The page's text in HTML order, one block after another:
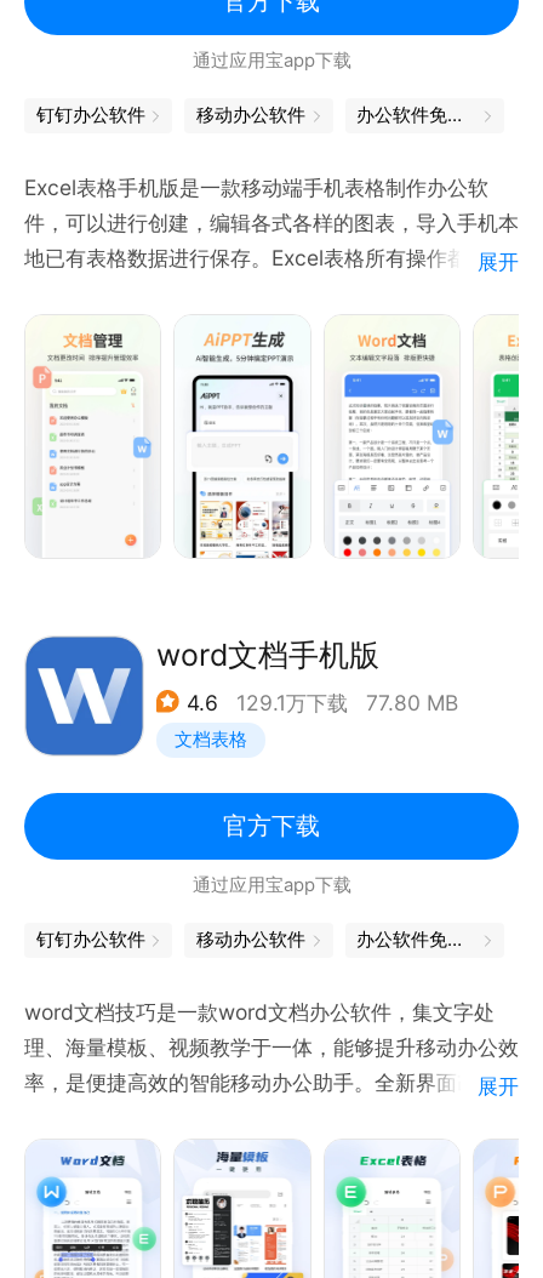
云端储存不怕丢，手机、电脑多设备同步编辑，即时更
实时保存，随时可以恢复到指定的历史版本；
百万级数据收集工具，信息私密提交，绝不泄露；
在线考试自动改，考试成绩自助查，线上考试也有紧张
感；
实名制签到打卡，安全智能防代打；
●远程会议
多人远程音视频会议，一键发起，扫码参会；
边看文档边开会，即时修改、协作编辑，远程演示也如
近在眼前；
网课在线课堂，授课讲解毫不卡顿；
微信公众号：金山文档
官方微博：@金山文档
通过应用宝app下载
钉钉办公软件 移动办公软件 办公软件免费版
Excel表格手机版是一款移动端手机表格制作办公软
件，可以进行创建，编辑各式各样的图表，导入手机本
地已有表格数据进行保存。Excel表格所有操作都是手
Word文档、PPT文稿模板供用户使用，一键创建更方
便，同时具备AiPPT功能，一键生成PPT大纲，生成高
质量PPT文稿，Excel表格手机版兼容wps、office、
金山文档、腾讯文档格式文件编辑，具有Word文档编
辑、Excel表格制作、PPT演示制作等功能。
特点：
1.小巧轻便，设计简洁，兼容wps、office文档
4.提供Word文档、PPT制作等全套office办公功能
展开
word文档手机版
4.6 129.1万下载 77.80 MB
文档表格
官方下载
通过应用宝app下载
钉钉办公软件 移动办公软件 办公软件免费版
word文档技巧是一款word文档办公软件，集文字处
理、海量模板、视频教学于一体，能够提升移动办公效
率，是便捷高效的智能移动办公助手。全新界面改版来
率事倍功半。
——应用简介——
《在线编辑》：手机在线编辑，一键分享，手机办公更
便捷。
展开